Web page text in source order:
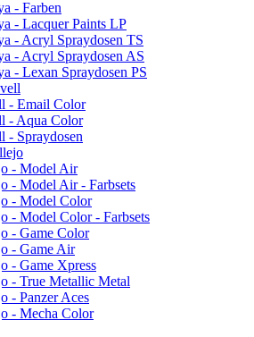
- Farben
- Lacquer Paints LP
- Acryl Spraydosen TS
- Acryl Spraydosen AS
- Lexan Spraydosen PS
- Email Color
- Aqua Color
- Spraydosen
- Model Air
- Model Air - Farbsets
- Model Color
- Model Color - Farbsets
- Game Color
- Game Air
- Game Xpress
- True Metallic Metal
- Panzer Aces
- Mecha Color